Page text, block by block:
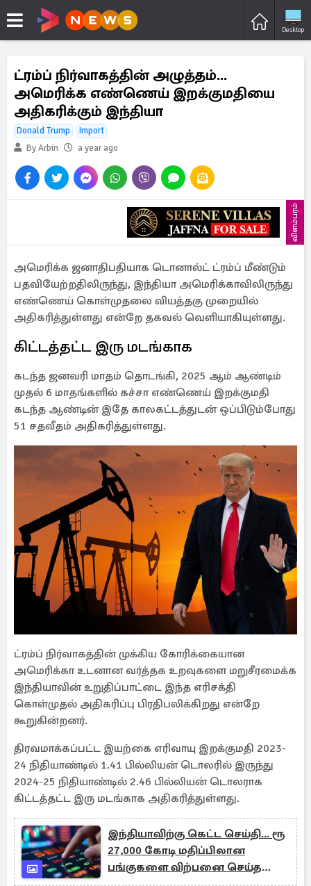
Desktop
ட்ரம்ப் நிர்வாகத்தின் அழுத்தம்...
அமெரிக்க எண்ணெய் இறக்குமதியை
அதிகரிக்கும் இந்தியா
Donald Trump
Import
By Arbin
a year ago
விளம்பரம்
அமெரிக்க ஜனாதிபதியாக டொனால்ட் ட்ரம்ப் மீண்டும்
பதவியேற்றதிலிருந்து, இந்தியா அமெரிக்காவிலிருந்து
எண்ணெய் கொள்முதலை வியத்தகு முறையில்
அதிகரித்துள்ளது என்றே தகவல் வெளியாகியுள்ளது.
கிட்டத்தட்ட இரு மடங்காக
கடந்த ஜனவரி மாதம் தொடங்கி, 2025 ஆம் ஆண்டிம்
முதல் 6 மாதங்களில் கச்சா எண்ணெய் இறக்குமதி
கடந்த ஆண்டின் இதே காலகட்டத்துடன் ஒப்பிடும்போது
51 சதவீதம் அதிகரித்துள்ளது.
ட்ரம்ப் நிர்வாகத்தின் முக்கிய கோரிக்கையான
அமெரிக்கா உடனான வர்த்தக உறவுகளை மறுசீரமைக்க
இந்தியாவின் உறுதிப்பாட்டை இந்த எரிசக்தி
கொள்முதல் அதிகரிப்பு பிரதிபலிக்கிறது என்றே
கூறுகின்றனர்.
திரவமாக்கப்பட்ட இயற்கை எரிவாயு இறக்குமதி 2023-
24 நிதியாண்டில் 1.41 பில்லியன் டொலரில் இருந்து
2024-25 நிதியாண்டில் 2.46 பில்லியன் டொலராக
கிட்டத்தட்ட இரு மடங்காக அதிகரித்துள்ளது.
இந்தியாவிற்கு கெட்ட செய்தி... ரூ
27,000 கோடி மதிப்பிலான
பங்குகளை விற்பனை செய்த